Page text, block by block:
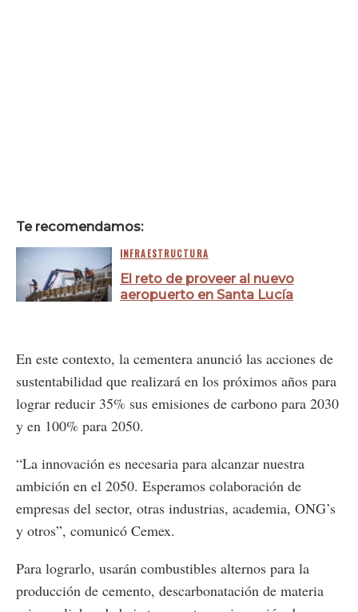
Te recomendamos:
INFRAESTRUCTURA
El reto de proveer al nuevo
aeropuerto en Santa Lucía
En este contexto, la cementera anunció las acciones de
sustentabilidad que realizará en los próximos años para
lograr reducir 35% sus emisiones de carbono para 2030
y en 100% para 2050.
“La innovación es necesaria para alcanzar nuestra
ambición en el 2050. Esperamos colaboración de
empresas del sector, otras industrias, academia, ONG’s
y otros”, comunicó Cemex.
Para lograrlo, usarán combustibles alternos para la
producción de cemento, descarbonatación de materia